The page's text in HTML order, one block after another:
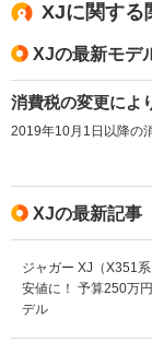
XJに関する
XJの最新モデ
消費税の変更によ
XJの最新記事
ジャガー XJ（X351
安値に！ 予算250万
デル